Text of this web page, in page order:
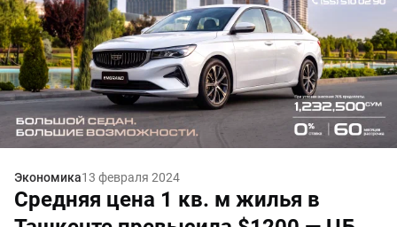
Экономика13 февраля 2024
Средняя цена 1 кв. м жилья в